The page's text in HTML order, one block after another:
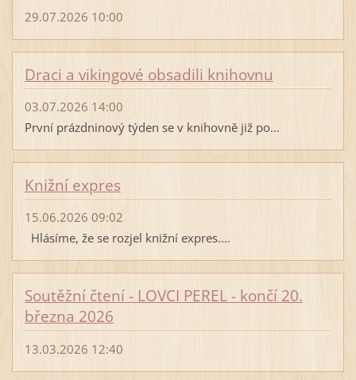
29.07.2026 10:00
Draci a vikingové obsadili knihovnu
03.07.2026 14:00
První prázdninový týden se v knihovně již po...
Knižní expres
15.06.2026 09:02
Hlásíme, že se rozjel knižní expres....
Soutěžní čtení - LOVCI PEREL - končí 20.
března 2026
13.03.2026 12:40